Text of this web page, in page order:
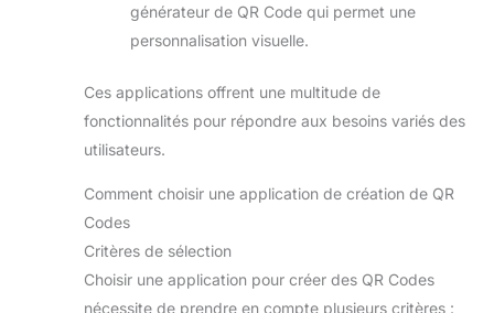
générateur de QR Code qui permet une
personnalisation visuelle.
Ces applications offrent une multitude de
fonctionnalités pour répondre aux besoins variés des
utilisateurs.
Comment choisir une application de création de QR
Codes
Critères de sélection
Choisir une application pour créer des QR Codes
nécessite de prendre en compte plusieurs critères :